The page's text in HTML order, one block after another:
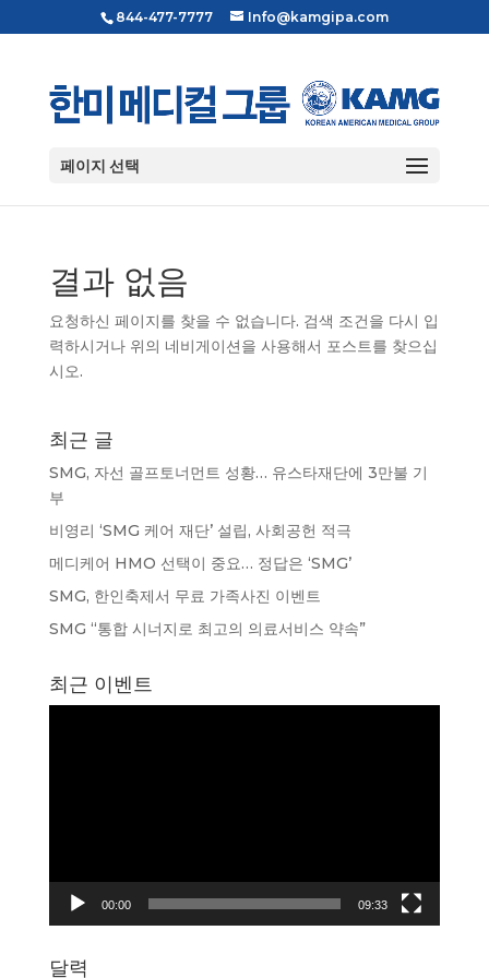
844-477-7777 Info@kamgipa.com
페이지 선택
결과 없음
요청하신 페이지를 찾을 수 없습니다. 검색 조건을 다시 입
력하시거나 위의 네비게이션을 사용해서 포스트를 찾으십
시오.
최근 글
SMG, 자선 골프토너먼트 성황… 유스타재단에 3만불 기
부
비영리 ‘SMG 케어 재단’ 설립, 사회공헌 적극
메디케어 HMO 선택이 중요… 정답은 ‘SMG’
SMG, 한인축제서 무료 가족사진 이벤트
SMG “통합 시너지로 최고의 의료서비스 약속”
최근 이벤트
00:00 09:33
달력